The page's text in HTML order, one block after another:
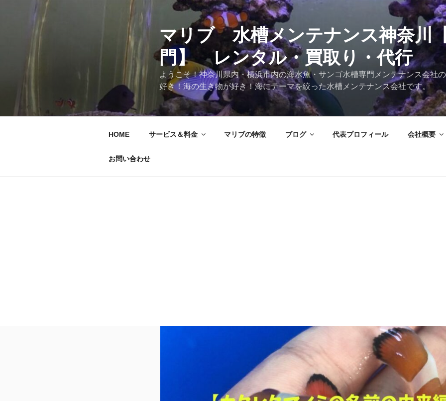
マリブ 水槽メンテナンス神奈川
門】 レンタル・買取り・代行
ようこそ！神奈川県内・横浜市内の海水魚・サンゴ水槽専門メンテナンス会社
好き！海の生き物が好き！海にテーマを絞った水槽メンテナンス会社です。
HOME サービス＆料金 マリブの特徴 ブログ 代表プロフィール 会社概要
お問い合わせ